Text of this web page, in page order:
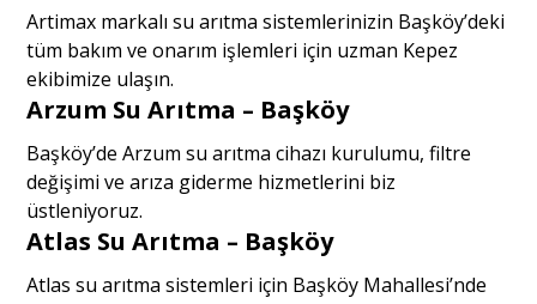
Artimax markalı su arıtma sistemlerinizin Başköy’deki
tüm bakım ve onarım işlemleri için uzman Kepez
ekibimize ulaşın.
Arzum Su Arıtma – Başköy
Başköy’de Arzum su arıtma cihazı kurulumu, filtre
değişimi ve arıza giderme hizmetlerini biz
üstleniyoruz.
Atlas Su Arıtma – Başköy
Atlas su arıtma sistemleri için Başköy Mahallesi’nde